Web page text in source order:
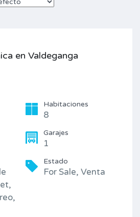
en Valdeganga
Habitaciones
8
Garajes
1
Estado
For Sale, Venta